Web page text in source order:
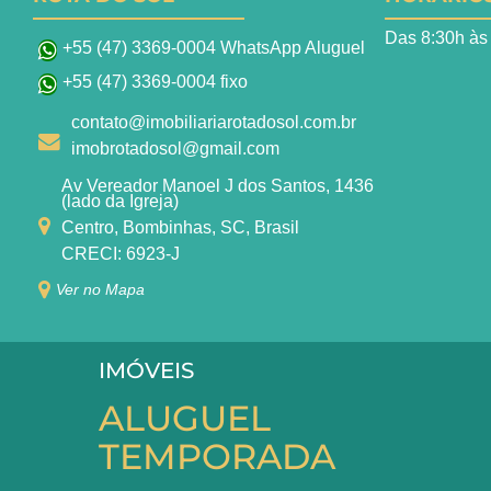
+55 (47) 3369-0004 WhatsApp Aluguel
+55 (47) 3369-0004 fixo
contato@imobiliariarotadosol.com.br
imobrotadosol@gmail.com
Av Vereador Manoel J dos Santos, 1436
(lado da Igreja)
Centro, Bombinhas, SC, Brasil
CRECI: 6923-J
Ver no Mapa
Das 8:30h
IMÓVEIS
ALUGUEL
TEMPORADA